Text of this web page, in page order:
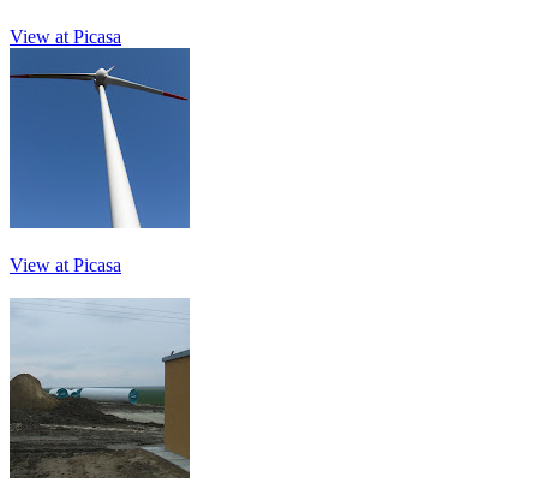
View at Picasa
View at Picasa